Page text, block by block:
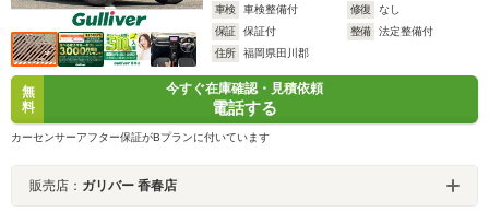
車検
車検整備付 修復
なし
保証
保証付 整備
法定整備付
住所
福岡県田川郡
無
料
今すぐ在庫確認・見積依頼
電話する
カーセンサーアフター保証がBプランに付いています
販売店： ガリバー 香春店